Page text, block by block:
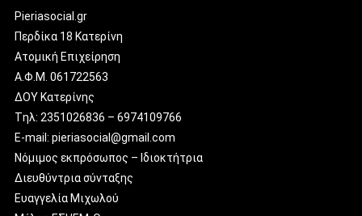
Pieriasocial.gr
Περδίκα 18 Κατερίνη
Ατομική Επιχείρηση
Α.Φ.Μ. 061722563
ΔΟΥ Κατερίνης
Tηλ: 2351026836 – 6974109766
E-mail: pieriasocial@gmail.com
Νόμιμος εκπρόσωπος – Ιδιοκτήτρια
Διευθύντρια σύνταξης
Ευαγγελία Μιχωλού